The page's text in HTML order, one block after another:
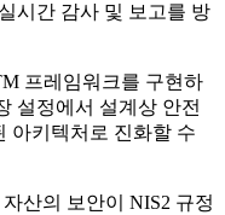
시간 감사 및 보고를 방
프레임워크를 구현하
설정에서 설계상 안전
아키텍처로 진화할 수
자산의 보안이 NIS2 규정